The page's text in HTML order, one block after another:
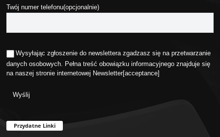
Twój numer telefonu(opcjonalnie)
Wysyłając zgłoszenie do newslettera zgadzasz się na przetwarzanie
danych osobowych. Pełna treść obowiązku informacyjnego znajduje się
na naszej stronie internetowej Newsletter[acceptance]
Przydatne Linki